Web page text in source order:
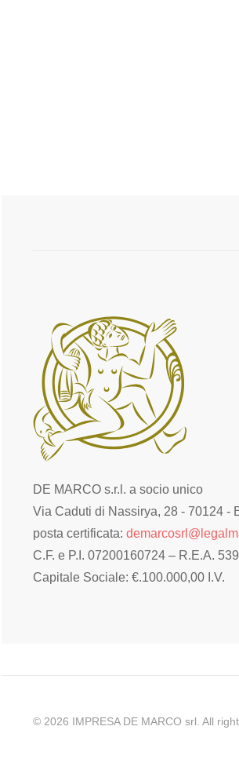
DE MARCO s.r.l. a socio unico
Via Caduti di Nassirya, 28 - 70124 -
posta certificata:
C.F. e P.I. 07200160724 – R.E.A.
Capitale Sociale: €.100.000,00 I.V.
© 2026 IMPRESA DE MARCO srl. All